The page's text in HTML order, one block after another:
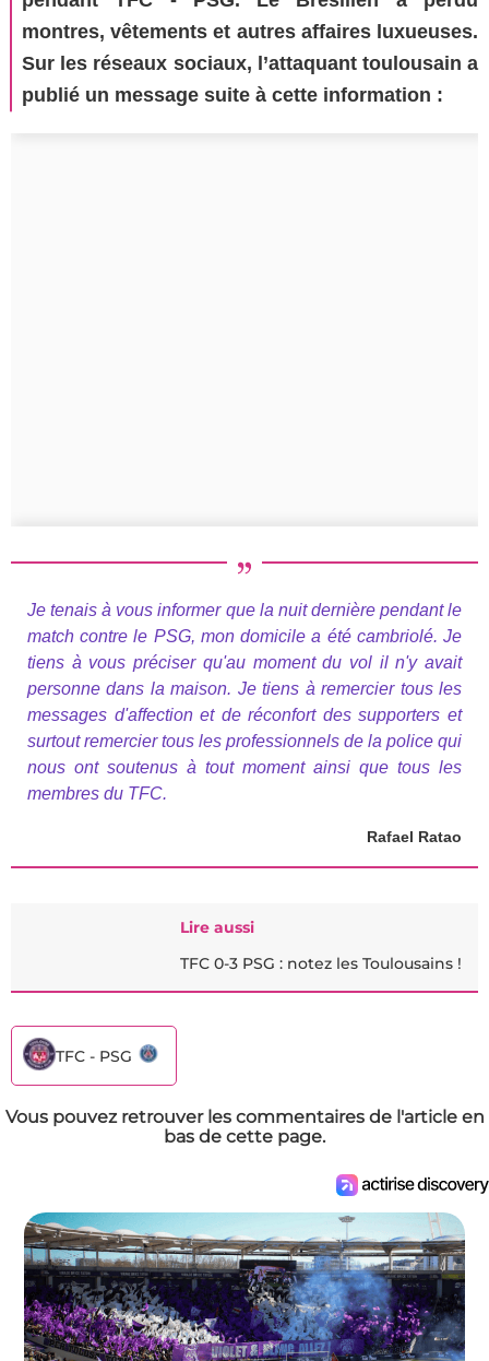
montres, vêtements et autres affaires luxueuses.
Sur les réseaux sociaux, l’attaquant toulousain a
publié un message suite à cette information :
Je tenais à vous informer que la nuit dernière pendant le
match contre le PSG, mon domicile a été cambriolé. Je
tiens à vous préciser qu'au moment du vol il n'y avait
personne dans la maison. Je tiens à remercier tous les
messages d'affection et de réconfort des supporters et
surtout remercier tous les professionnels de la police qui
nous ont soutenus à tout moment ainsi que tous les
membres du TFC.
Rafael Ratao
Lire aussi
TFC 0-3 PSG : notez les Toulousains !
TFC - PSG
Vous pouvez retrouver les commentaires de l'article en
bas de cette page.